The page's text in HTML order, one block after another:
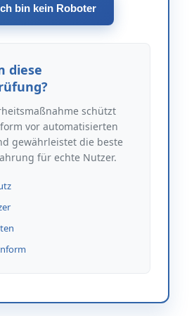
bin kein Roboter
diese
schützt
vor automatisierten
gewährleistet die beste
für echte Nutzer.